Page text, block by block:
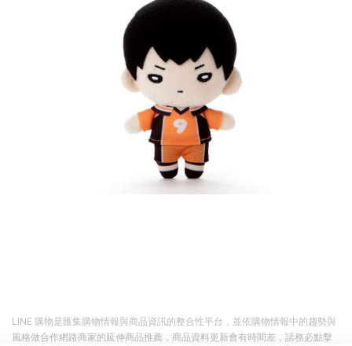
LINE 購物是匯集購物情報與商品資訊的整合性平台，並依購物情報中的趨勢與
風格做合作網路商家的延伸商品推薦，商品資料更新會有時間差，請務必點擊